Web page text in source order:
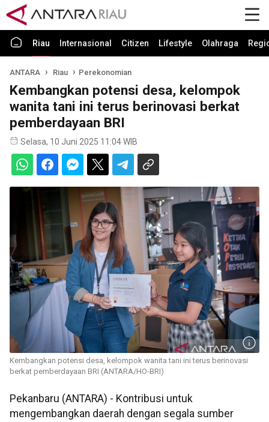
Riau Internasional Citizen Lifestyle Olahraga
ANTARA Riau Perekonomian
Kembangkan potensi desa, kelompok
wanita tani ini terus berinovasi berkat
pemberdayaan BRI
Selasa, 10 Juni 2025 11:04 WIB
Kembangkan potensi desa, kelompok wanita tani ini terus berinovasi
berkat pemberdayaan BRI (ANTARA/HO-BRI)
Pekanbaru (ANTARA) - Kontribusi untuk
mengembangkan daerah dengan segala sumber